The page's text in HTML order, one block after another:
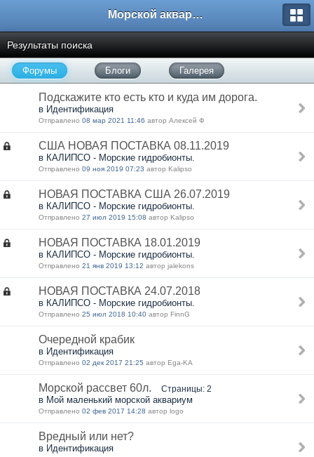
Морской аквариум. Форумы ReefCentral.ru
Результаты поиска
Форумы Блоги Галерея
Подскажите кто есть кто и куда им дорога.
в Идентификация
Отправлено 08 мар 2021 11:46 автор Алексей Ф
США НОВАЯ ПОСТАВКА 08.11.2019
в КАЛИПСО - Морские гидробионты.
Отправлено 09 ноя 2019 07:23 автор Kalipso
НОВАЯ ПОСТАВКА США 26.07.2019
в КАЛИПСО - Морские гидробионты.
Отправлено 27 июл 2019 15:08 автор Kalipso
НОВАЯ ПОСТАВКА 18.01.2019
в КАЛИПСО - Морские гидробионты.
Отправлено 21 янв 2019 13:12 автор jalekons
НОВАЯ ПОСТАВКА 24.07.2018
в КАЛИПСО - Морские гидробионты.
Отправлено 25 июл 2018 10:40 автор FinnG
Очередной крабик
в Идентификация
Отправлено 02 дек 2017 21:25 автор Ega-KA
Морской рассвет 60л. Страницы: 2
в Мой маленький морской аквариум
Отправлено 02 фев 2017 14:28 автор logo
Вредный или нет?
в Идентификация